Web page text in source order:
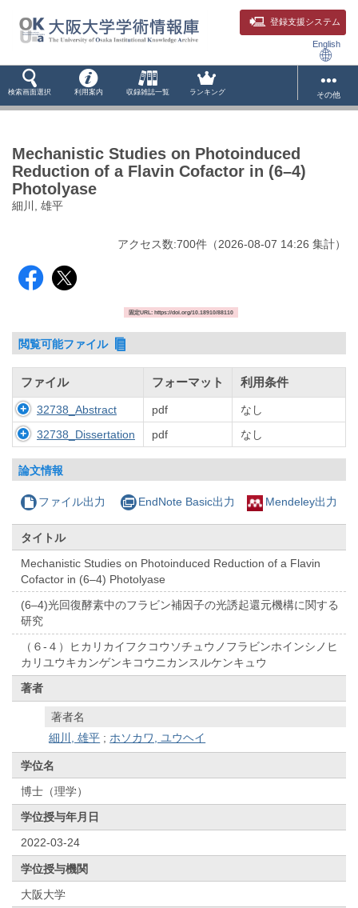
登録支援システム
English
検索画面選択 利用案内 収録雑誌一覧 ランキング その他
Mechanistic Studies on Photoinduced
Reduction of a Flavin Cofactor in (6–4)
Photolyase
細川, 雄平
アクセス数:700件 （2026-08-07 14:26 集計）
固定URL: https://doi.org/10.18910/88110
閲覧可能ファイル
ファイル フォーマット 利用条件
32738_Abstract pdf
なし
32738_Dissertation
pdf なし
論文情報
ファイル出力 EndNote Basic出力 Mendeley出力
タイトル
Mechanistic Studies on Photoinduced Reduction of a Flavin
Cofactor in (6–4) Photolyase
(6–4)光回復酵素中のフラビン補因子の光誘起還元機構に関する
研究
（６-４）ヒカリカイフクコウソチュウノフラビンホインシノヒ
カリユウキカンゲンキコウニカンスルケンキュウ
著者
著者名
細川, 雄平 ; ホソカワ, ユウヘイ
学位名
博士（理学）
学位授与年月日
2022-03-24
学位授与機関
大阪大学